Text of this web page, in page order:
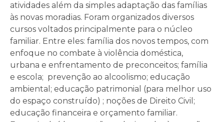
atividades além da simples adaptação das famílias
às novas moradias. Foram organizados diversos
cursos voltados principalmente para o núcleo
familiar. Entre eles: família dos novos tempos, com
enfoque no combate à violência doméstica,
urbana e enfrentamento de preconceitos; família
e escola; prevenção ao alcoolismo; educação
ambiental; educação patrimonial (para melhor uso
do espaço construído) ; noções de Direito Civil;
educação financeira e orçamento familiar.